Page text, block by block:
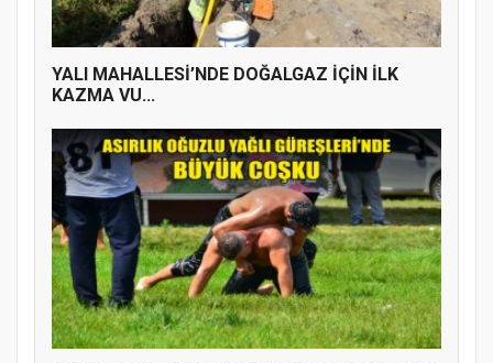
YALI MAHALLESİ’NDE DOĞALGAZ İÇİN İLK
KAZMA VU...